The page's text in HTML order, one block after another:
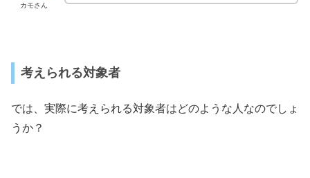
カモさん
考えられる対象者
では、実際に考えられる対象者はどのような人なのでしょ
うか？